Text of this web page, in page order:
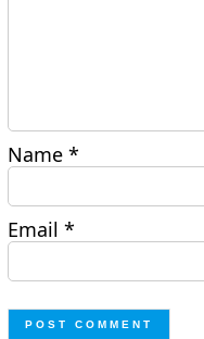
Name*
Email*